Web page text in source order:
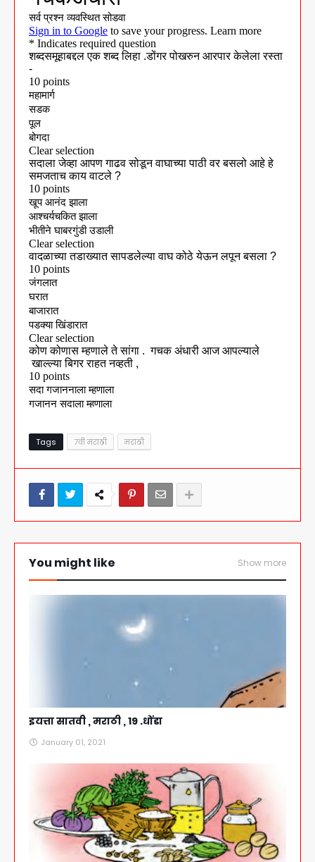
Tags 7वी मराठी मराठी
You might like Show more
इयत्ता सातवी , मराठी , 19 .धोंडा
January 01, 2021